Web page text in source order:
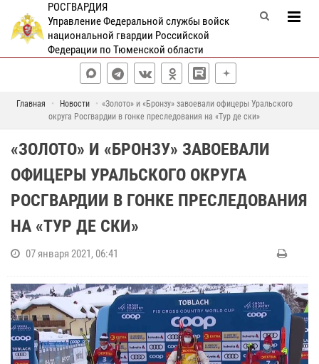
РОСГВАРДИЯ
Управление Федеральной службы войск
национальной гвардии Российской
Федерации по Тюменской области
Главная Новости
«Золото» и «Бронзу» завоевали офицеры Уральского
округа Росгвардии в гонке преследования на «Тур де ски»
«ЗОЛОТО» И «БРОНЗУ» ЗАВОЕВАЛИ
ОФИЦЕРЫ УРАЛЬСКОГО ОКРУГА
РОСГВАРДИИ В ГОНКЕ ПРЕСЛЕДОВАНИЯ
НА «ТУР ДЕ СКИ»
07 января 2021, 06:41